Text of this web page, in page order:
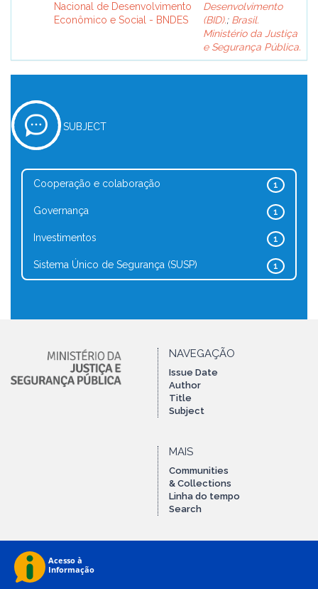
Nacional de Desenvolvimento
Econômico e Social - BNDES
Desenvolvimento
(BID).; Brasil.
Ministério da Justiça
e Segurança Pública.
SUBJECT
1
Cooperação e colaboração
1
Governança
1
Investimentos
1
Sistema Único de Segurança (SUSP)
NAVEGAÇÃO
Issue Date
Author
Title
Subject
MAIS
Communities
& Collections
Linha do tempo
Search